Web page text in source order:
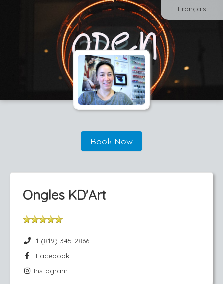
Français
Book Now
Ongles KD'Art
1 (819) 345-2866
Facebook
Instagram